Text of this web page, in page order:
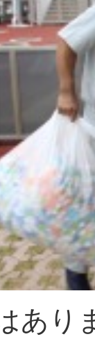
あり